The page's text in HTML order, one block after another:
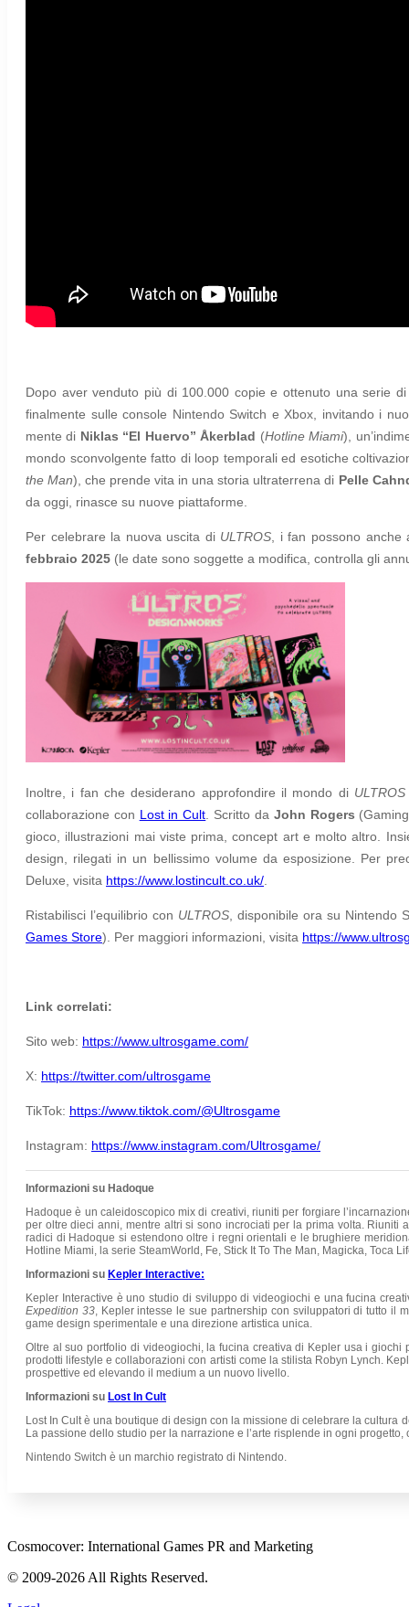
Dopo aver venduto più di 100.000 copie e ottenuto una serie
finalmente sulle console Nintendo Switch e Xbox, invitando i
mente di Niklas “El Huervo” Åkerblad (Hotline Miami),
mondo sconvolgente fatto di loop temporali ed esotiche
the Man), che prende vita in una storia ultraterrena di Pelle
da oggi, rinasce su nuove piattaforme.
Per celebrare la nuova uscita di ULTROS , i fan possono
febbraio 2025 (le date sono soggette a modifica, controlla gli
Inoltre, i fan che desiderano approfondire il mondo di ULTROS
collaborazione con Lost in Cult . Scritto da John Rogers
gioco, illustrazioni mai viste prima, concept art e molto altro.
design, rilegati in un bellissimo volume da esposizione. Per
Deluxe, visita https://www.lostincult.co.uk/
Ristabilisci l’equilibrio con ULTROS , disponibile ora su Nintendo
Games Store). Per maggiori informazioni, visita https://
Link correlati:
Sito web: https://www.ultrosgame.com/
X: https://twitter.com/ultrosgame
TikTok: https://www.tiktok.com/@Ultrosgame
Instagram: https://www.instagram.com/Ultrosgame/
Informazioni su Hadoque
Hadoque è un caleidoscopico mix di creativi, riuniti per forgiare
per oltre dieci anni, mentre altri si sono incrociati per la prima volta. Riuniti
radici di Hadoque si estendono oltre i regni orientali e le brughiere
Hotline Miami, la serie SteamWorld, Fe, Stick It To The Man, Magicka, Toca
Informazioni su Kepler Interactive:
Kepler Interactive è uno studio di sviluppo di videogiochi e una fucina
Expedition 33, Kepler intesse le sue partnership con sviluppatori di tutto il
game design sperimentale e una direzione artistica unica.
Oltre al suo portfolio di videogiochi, la fucina creativa di Kepler usa i giochi
prodotti lifestyle e collaborazioni con artisti come la stilista Robyn Lynch.
prospettive ed elevando il medium a un nuovo livello.
Informazioni su Lost In Cult
Lost In Cult è una boutique di design con la missione di celebrare la
La passione dello studio per la narrazione e l’arte risplende in ogni
Nintendo Switch è un marchio registrato di Nintendo.
Cosmocover: International Games PR and Marketing
© 2009-2026 All Rights Reserved.